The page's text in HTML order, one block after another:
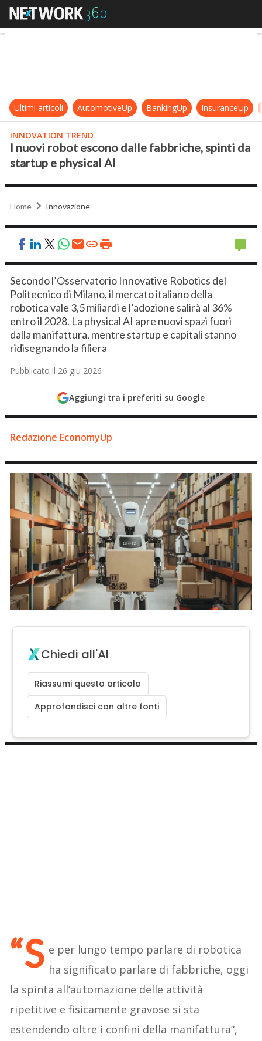
I nuovi robot escono dalle
Ultimi articoli AutomotiveUp BankingUp InsuranceUp
INNOVATION TREND
I nuovi robot escono dalle fabbriche, spinti da
startup e physical AI
Home Innovazione
Secondo l’Osservatorio Innovative Robotics del
Politecnico di Milano, il mercato italiano della
robotica vale 3,5 miliardi e l’adozione salirà al 36%
entro il 2028. La physical AI apre nuovi spazi fuori
dalla manifattura, mentre startup e capitali stanno
ridisegnando la filiera
Pubblicato il 26 giu 2026
Aggiungi tra i preferiti su Google
Redazione EconomyUp
Chiedi all'AI
Riassumi questo articolo
Approfondisci con altre fonti
“S e per lungo tempo parlare di robotica
ha significato parlare di fabbriche, oggi
la spinta all’automazione delle attività
ripetitive e fisicamente gravose si sta
estendendo oltre i confini della manifattura”,